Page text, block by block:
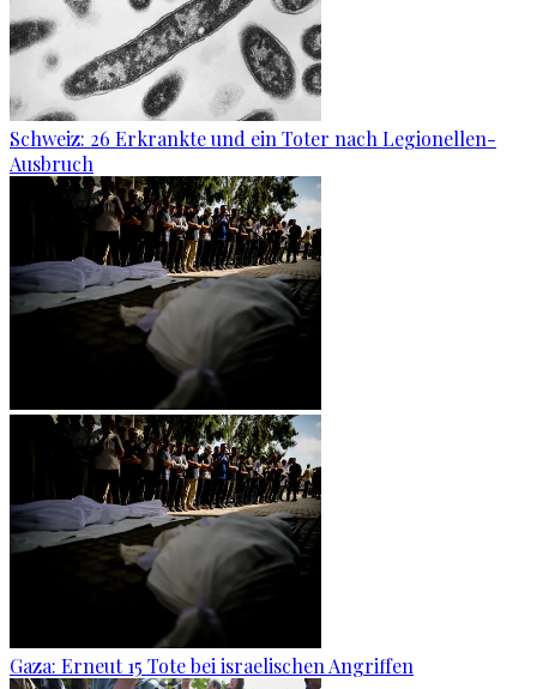
Schweiz: 26 Erkrankte und ein Toter nach Legionellen-
Ausbruch
Gaza: Erneut 15 Tote bei israelischen Angriffen